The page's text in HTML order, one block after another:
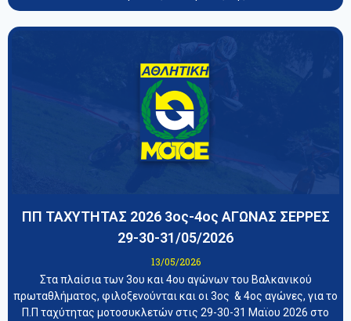
ΠΠ ΤΑΧΥΤΗΤΑΣ 2026 3ος-4ος ΑΓΩΝΑΣ ΣΕΡΡΕΣ
29-30-31/05/2026
13/05/2026
Στα πλαίσια των 3ου και 4ου αγώνων του Βαλκανικού
πρωταθλήματος, φιλοξενούνται και οι 3ος & 4ος αγώνες, για το
Π.Π ταχύτητας μοτοσυκλετών στις 29-30-31 Μαϊου 2026 στο